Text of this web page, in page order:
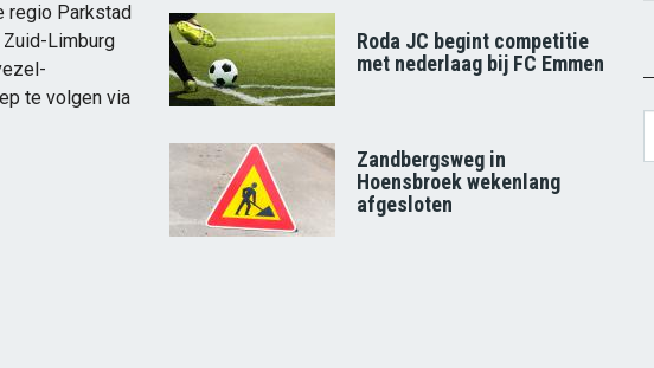
regio Parkstad
Limburg
te volgen via
Roda JC begint competitie
met nederlaag bij FC Emmen
Zandbergsweg in
Hoensbroek wekenlang
afgesloten